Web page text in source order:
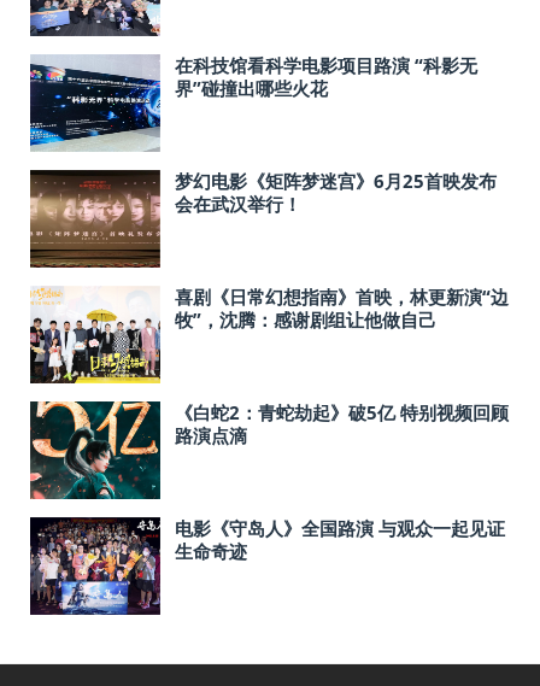
在科技馆看科学电影项目路演 “科影无
界”碰撞出哪些火花
梦幻电影《矩阵梦迷宫》6月25首映发布
会在武汉举行！
喜剧《日常幻想指南》首映，林更新演“边
牧”，沈腾：感谢剧组让他做自己
《白蛇2：青蛇劫起》破5亿 特别视频回顾
路演点滴
电影《守岛人》全国路演 与观众一起见证
生命奇迹